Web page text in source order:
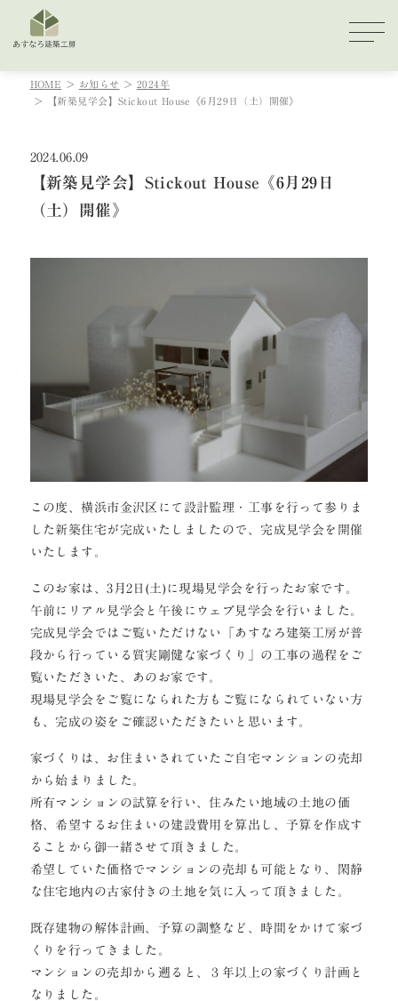
HOME お知らせ
2024年
【新築見学会】Stickout House《6月29日（土）開催》
2024.06.09
【新築見学会】Stickout House《6月29日
（土）開催》
この度、横浜市金沢区にて設計監理・工事を行って参りま
した新築住宅が完成いたしましたので、完成見学会を開催
いたします。
このお家は、3月2日(土)に現場見学会を行ったお家です。
午前にリアル見学会と午後にウェブ見学会を行いました。
完成見学会ではご覧いただけない「あすなろ建築工房が普
段から行っている質実剛健な家づくり」の工事の過程をご
覧いただきいた、あのお家です。
現場見学会をご覧になられた方もご覧になられていない方
も、完成の姿をご確認いただきたいと思います。
家づくりは、お住まいされていたご自宅マンションの売却
から始まりました。
所有マンションの試算を行い、住みたい地域の土地の価
格、希望するお住まいの建設費用を算出し、予算を作成す
ることから御一緒させて頂きました。
希望していた価格でマンションの売却も可能となり、閑静
な住宅地内の古家付きの土地を気に入って頂きました。
既存建物の解体計画、予算の調整など、時間をかけて家づ
くりを行ってきました。
マンションの売却から遡ると、３年以上の家づくり計画と
なりました。